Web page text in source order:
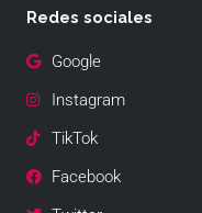
Redes sociales
Google
Instagram
TikTok
Facebook